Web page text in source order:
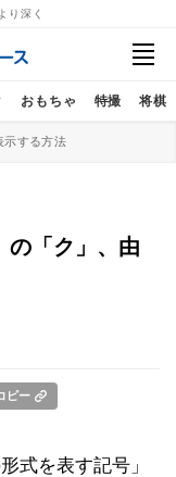
り深く
おもちゃ 特撮 将棋
する方法
の「ク」、由
ピー
式を表す記号」